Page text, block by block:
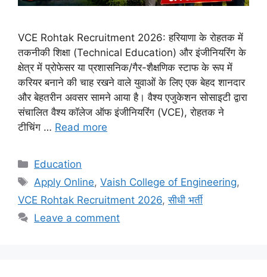
VCE Rohtak Recruitment 2026: हरियाणा के रोहतक में
तकनीकी शिक्षा (Technical Education) और इंजीनियरिंग के
क्षेत्र में प्रोफेसर या प्रशासनिक/गैर-शैक्षणिक स्टाफ के रूप में
करियर बनाने की चाह रखने वाले युवाओं के लिए एक बेहद शानदार
और बेहतरीन अवसर सामने आया है। वैश्य एजुकेशन सोसाइटी द्वारा
संचालित वैश्य कॉलेज ऑफ इंजीनियरिंग (VCE), रोहतक ने
टीचिंग … Read more
Categories
Education
Tags
Apply Online,Vaish College of Engineering,
VCE Rohtak Recruitment 2026,सीधी भर्ती
Leave a comment